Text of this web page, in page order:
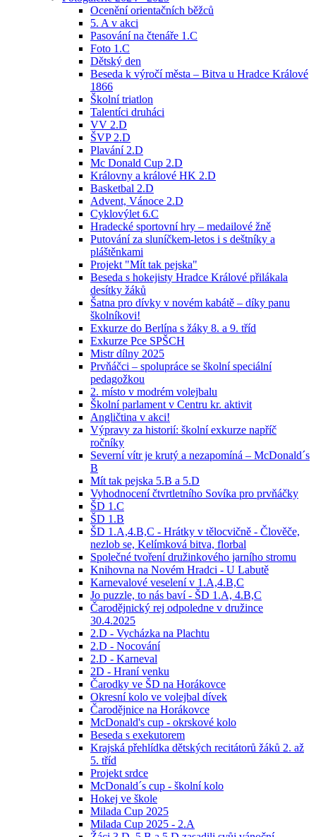
Ocenění orientačních běžců
5. A v akci
Pasování na čtenáře 1.C
Foto 1.C
Dětský den
Beseda k výročí města – Bitva u Hradce Králové
1866
Školní triatlon
Talentíci druháci
VV 2.D
ŠVP 2.D
Plavání 2.D
Mc Donald Cup 2.D
Královny a králové HK 2.D
Basketbal 2.D
Advent, Vánoce 2.D
Cyklovýlet 6.C
Hradecké sportovní hry – medailové žně
Putování za sluníčkem-letos i s deštníky a
pláštěnkami
Projekt "Mít tak pejska"
Beseda s hokejisty Hradce Králové přilákala
desítky žáků
Šatna pro dívky v novém kabátě – díky panu
školníkovi!
Exkurze do Berlína s žáky 8. a 9. tříd
Exkurze Pce SPŠCH
Mistr dílny 2025
Prvňáčci – spolupráce se školní speciální
pedagožkou
2. místo v modrém volejbalu
Školní parlament v Centru kr. aktivit
Angličtina v akci!
Výpravy za historií: školní exkurze napříč
ročníky
Severní vítr je krutý a nezapomíná – McDonald´s
B
Mít tak pejska 5.B a 5.D
Vyhodnocení čtvrtletního Sovíka pro prvňáčky
ŠD 1.C
ŠD 1.B
ŠD 1.A,4.B,C - Hrátky v tělocvičně - Člověče,
nezlob se, Kelímková bitva, florbal
Společné tvoření družinkového jarního stromu
Knihovna na Novém Hradci - U Labutě
Karnevalové veselení v 1.A,4.B,C
Jo puzzle, to nás baví - ŠD 1.A, 4.B,C
Čarodějnický rej odpoledne v družince
30.4.2025
2.D - Vycházka na Plachtu
2.D - Nocování
2.D - Karneval
2D - Hraní venku
Čarodky ve ŠD na Horákovce
Okresní kolo ve volejbal dívek
Čarodějnice na Horákovce
McDonald's cup - okrskové kolo
Beseda s exekutorem
Krajská přehlídka dětských recitátorů žáků 2. až
5. tříd
Projekt srdce
McDonald´s cup - školní kolo
Hokej ve škole
Milada Cup 2025
Milada Cup 2025 - 2.A